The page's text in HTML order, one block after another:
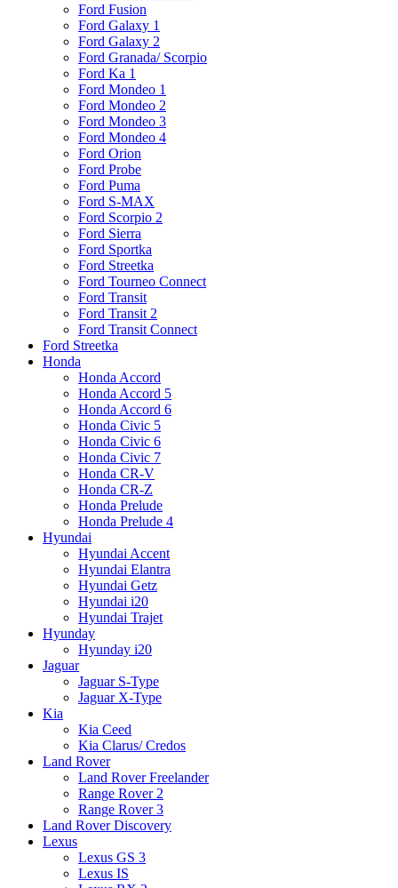
Ford Fusion
Ford Galaxy 1
Ford Galaxy 2
Ford Granada/ Scorpio
Ford Ka 1
Ford Mondeo 1
Ford Mondeo 2
Ford Mondeo 3
Ford Mondeo 4
Ford Orion
Ford Probe
Ford Puma
Ford S-MAX
Ford Scorpio 2
Ford Sierra
Ford Sportka
Ford Streetka
Ford Tourneo Connect
Ford Transit
Ford Transit 2
Ford Transit Connect
Ford Streetka
Honda
Honda Accord
Honda Accord 5
Honda Accord 6
Honda Civic 5
Honda Civic 6
Honda Civic 7
Honda CR-V
Honda CR-Z
Honda Prelude
Honda Prelude 4
Hyundai
Hyundai Accent
Hyundai Elantra
Hyundai Getz
Hyundai i20
Hyundai Trajet
Hyunday
Hyunday i20
Jaguar
Jaguar S-Type
Jaguar X-Type
Kia
Kia Ceed
Kia Clarus/ Credos
Land Rover
Land Rover Freelander
Range Rover 2
Range Rover 3
Land Rover Discovery
Lexus
Lexus GS 3
Lexus IS